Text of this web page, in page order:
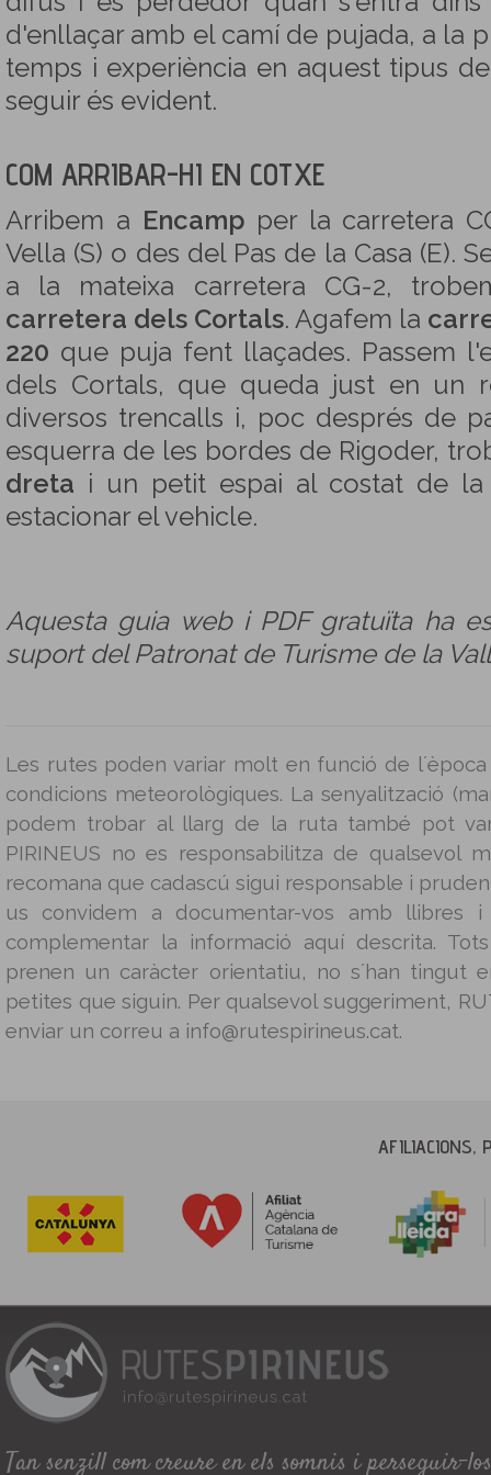
d'enllaçar amb el camí de pujada, a la
temps i experiència en aquest tipus
seguir és evident.
COM ARRIBAR-HI EN COTXE
Arribem a Encampper la carretera
Vella (S) o des del Pas de la Casa (E).
a la mateixa carretera CG-2,
carretera dels Cortals. Agafem la
220 que puja fent llaçades. Passem
dels Cortals, que queda just en un
diversos trencalls i, poc després de
esquerra de les bordes de Rigoder,
dreta i un petit espai al costat de
estacionar el vehicle.
Aquesta guia web i PDF gratuïta ha
suport del Patronat de Turisme de la
Les rutes poden variar molt en funció de
condicions meteorològiques. La senyalització
podem trobar al llarg de la ruta també pot
PIRINEUS no es responsabilitza de qualsevol
recomana que cadascú sigui responsable i
us convidem a documentar-vos amb llibres i
complementar la informació aquí descrita.
prenen un caràcter orientatiu, no s´han tingut
petites que siguin. Per qualsevol suggeriment,
enviar un correu a info@rutespirineus.cat.
AFILIACIONS,
Tan senzill com creure en els somnis i perseguir-los